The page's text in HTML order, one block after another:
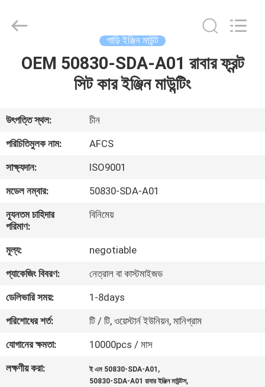
বাড়ি
ভিডিও
আমাদের
সম্পর্কে
পরিদর্শন
মান
নিয়ন্ত্রণ
আমাদের
সাথে
PARTS
Reserved.
গাড়ি ইঞ্জিন মাউন্ট
OEM 50830-SDA-A01 রাবার ফ্রন্ট
সিট কার ইঞ্জিন মাউন্টিং
উৎপত্তি স্থল:
চীন
পরিচিতিমুলক নাম:
AFCS
সাক্ষ্যদান:
ISO9001
মডেল নম্বার:
50830-SDA-A01
ন্যূনতম চাহিদার
পরিমাণ:
বিনিমেয়
মূল্য:
negotiable
প্যাকেজিং বিবরণ:
নেত্রাল বা কাস্টমাইজড
ডেলিভারি সময়:
1-8days
পরিশোধের শর্ত:
টি / টি, ওয়েস্টার্ন ইউনিয়ন, মানিগ্রাম
যোগানের ক্ষমতা:
10000pcs / মাস
লক্ষণীয় করা:
ই এম 50830-SDA-A01 ,
50830-SDA-A01 রাবার ইঞ্জিন মাউন্টস,